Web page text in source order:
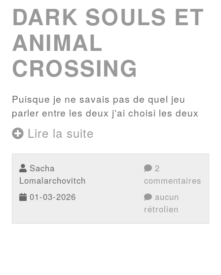
DARK SOULS ET
ANIMAL
CROSSING
Puisque je ne savais pas de quel jeu
parler entre les deux j'ai choisi les deux
Lire la suite
Sacha
Lomalarchovitch
01-03-2026
2
commentaires
aucun
rétrolien